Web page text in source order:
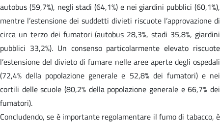
autobus (59,7%), negli stadi (64,1%) e nei giardini pubblici (60,1%),
mentre l’estensione dei suddetti divieti riscuote l’approvazione di
circa un terzo dei fumatori (autobus 28,3%, stadi 35,8%, giardini
pubblici 33,2%). Un consenso particolarmente elevato riscuote
l’estensione del divieto di fumare nelle aree aperte degli ospedali
(72,4% della popolazione generale e 52,8% dei fumatori) e nei
cortili delle scuole (80,2% della popolazione generale e 66,7% dei
fumatori).
Concludendo, se è importante regolamentare il fumo di tabacco, è